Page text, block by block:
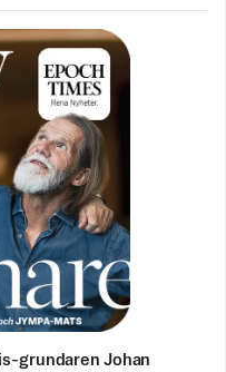
grundaren Johan